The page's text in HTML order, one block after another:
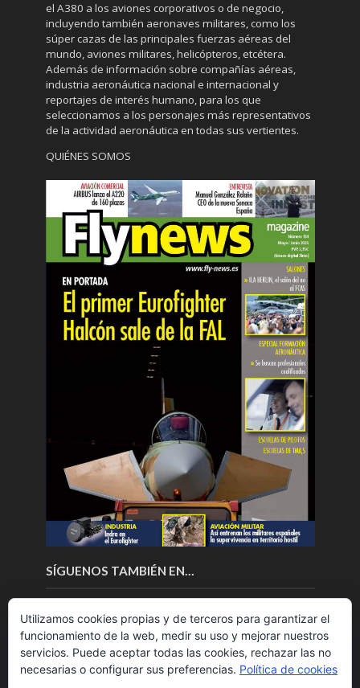
el A380 a los aviones corporativos o de negocio,
incluyendo también aeronaves militares, como los
súper cazas de las principales fuerzas aéreas del
mundo, aviones militares, helicópteros, etcétera.
Además de información sobre compañías aéreas,
industria aeronáutica nacional e internacional y
reportajes de interés humano, para los que
seleccionamos a los personajes más representativos
de la actividad aeronáutica en todas sus vertientes.
QUIÉNES SOMOS
SÍGUENOS TAMBIÉN EN…
Utilizamos cookies propias y de terceros para garantizar el
funcionamiento de la web, medir su uso y mejorar nuestros
servicios. Puede aceptar todas las cookies, rechazar las no
necesarias o configurar sus preferencias. Política de cookies